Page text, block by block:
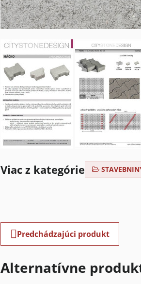
Viac z kategórie
Predchádzajúci produkt
Alternatívne